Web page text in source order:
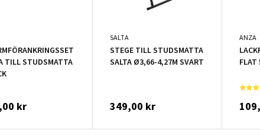
TILL STUDSMATTA
kr
SALTA
STEGE TILL STUDSMATTA
SALTA Ø3,66-4,27M SVART
349,00 kr
ANZA
FLAT